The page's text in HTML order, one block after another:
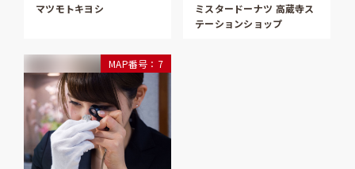
マツモトキヨシ
ミスタードーナツ 高蔵寺ス
テーションショップ
MAP番号：7